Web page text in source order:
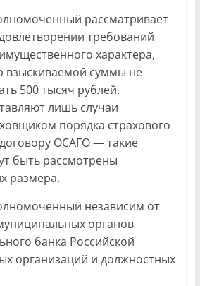
рассматривает
требований
характера,
взыскиваемой суммы не
500 тысяч рублей.
лишь случаи
порядка страхового
ОСАГО — такие
быть рассмотрены
размера.
независим от
органов
банка Российской
организаций и должностных